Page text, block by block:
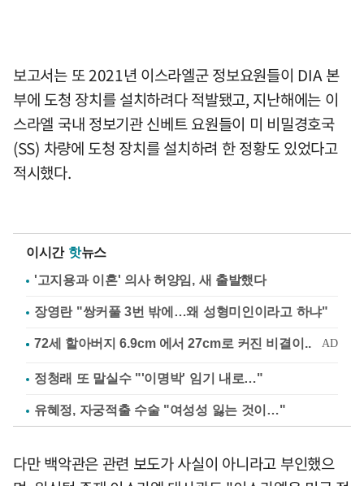
보고서는 또 2021년 이스라엘군 정보요원들이 DIA 본
부에 도청 장치를 설치하려다 적발됐고, 지난해에는 이
스라엘 국내 정보기관 신베트 요원들이 미 비밀경호국
(SS) 차량에 도청 장치를 설치하려 한 정황도 있었다고
적시했다.
이시간 핫뉴스
'고지용과 이혼' 의사 허양임, 새 출발했다
장영란 "쌍커풀 3번 밖에…왜 성형미인이라고 하냐"
정청래 또 말실수 "'이명박' 임기 내로…"
유혜정, 자궁적출 수술 "여성성 잃는 것이…"
다만 백악관은 관련 보도가 사실이 아니라고 부인했으